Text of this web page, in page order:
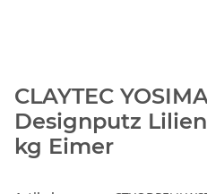
CLAYTEC
Designputz
kg Eimer